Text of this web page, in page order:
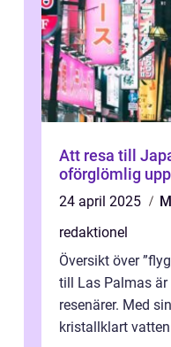
Att resa till
oförglömlig
24 april 2025
redaktionel
Översikt över
till Las Palmas
resenärer. Med
kristallklart